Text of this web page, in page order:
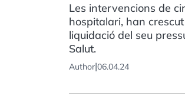
Les intervencions de
hospitalari, han
liquidació del seu
Salut.
Author|06.04.24